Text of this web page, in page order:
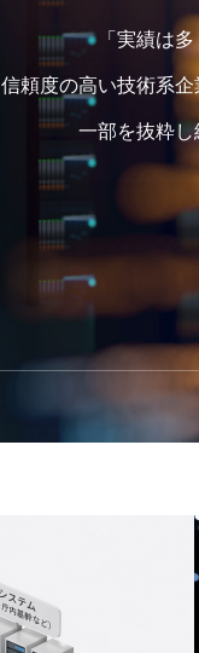
「実績は
信頼度の高い技術系
一部を抜粋